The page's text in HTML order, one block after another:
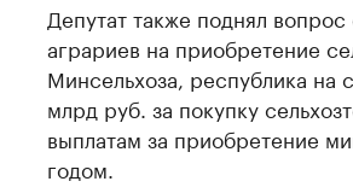
Депутат также поднял
аграриев на приобретение
Минсельхоза, республика на
млрд руб. за покупку
выплатам за приобретение
годом.